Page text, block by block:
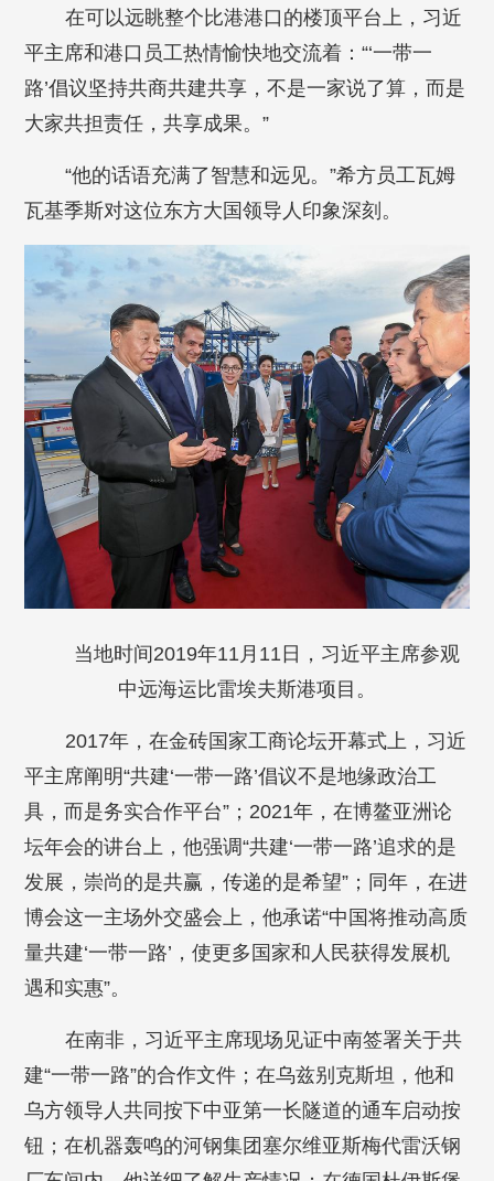
在可以远眺整个比港港口的楼顶平台上，习近
平主席和港口员工热情愉快地交流着：“‘一带一
路’倡议坚持共商共建共享，不是一家说了算，而是
大家共担责任，共享成果。”
“他的话语充满了智慧和远见。”希方员工瓦姆
瓦基季斯对这位东方大国领导人印象深刻。
当地时间2019年11月11日，习近平主席参观
中远海运比雷埃夫斯港项目。
2017年，在金砖国家工商论坛开幕式上，习近
平主席阐明“共建‘一带一路’倡议不是地缘政治工
具，而是务实合作平台”；2021年，在博鳌亚洲论
坛年会的讲台上，他强调“共建‘一带一路’追求的是
发展，崇尚的是共赢，传递的是希望”；同年，在进
博会这一主场外交盛会上，他承诺“中国将推动高质
量共建‘一带一路’，使更多国家和人民获得发展机
遇和实惠”。
在南非，习近平主席现场见证中南签署关于共
建“一带一路”的合作文件；在乌兹别克斯坦，他和
乌方领导人共同按下中亚第一长隧道的通车启动按
钮；在机器轰鸣的河钢集团塞尔维亚斯梅代雷沃钢